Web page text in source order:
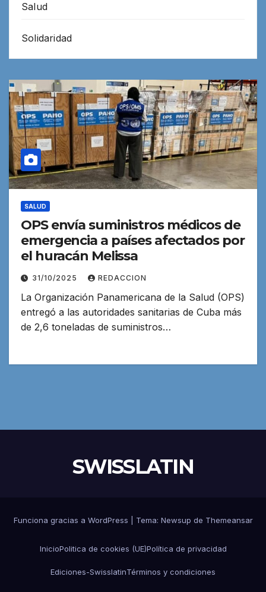
Salud
Solidaridad
SALUD
OPS envía suministros médicos de
emergencia a países afectados por
el huracán Melissa
31/10/2025 REDACCION
La Organización Panamericana de la Salud (OPS)
entregó a las autoridades sanitarias de Cuba más
de 2,6 toneladas de suministros…
SWISSLATIN
Funciona gracias a WordPress Tema: Newsup de Themeansar
InicioPolitica de cookies (UE)Política de privacidad
Ediciones-SwisslatinTérminos y condiciones